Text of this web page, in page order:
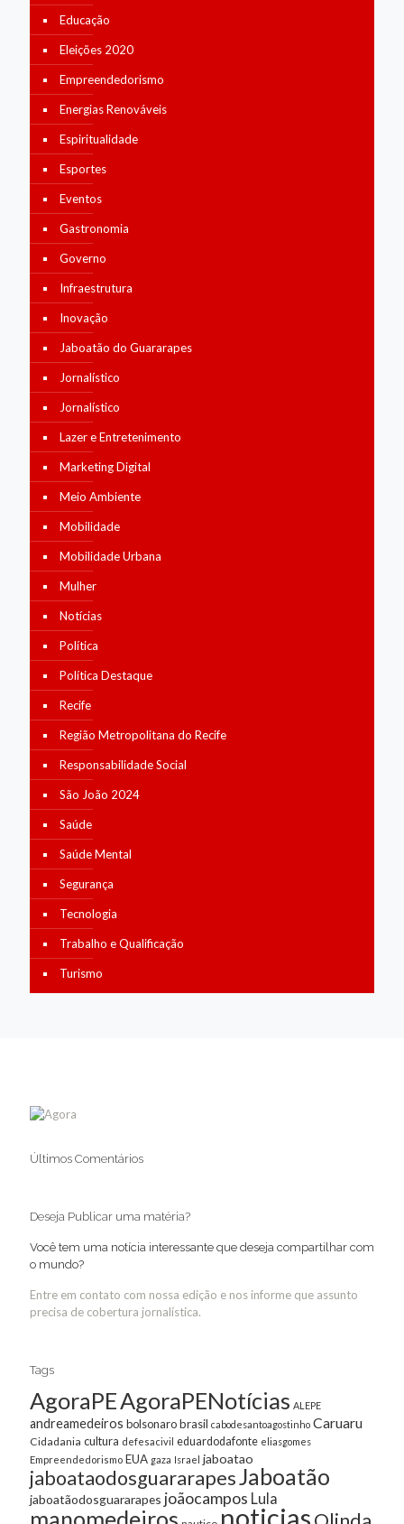
Educação
Eleições 2020
Empreendedorismo
Energias Renováveis
Espiritualidade
Esportes
Eventos
Gastronomia
Governo
Infraestrutura
Inovação
Jaboatão do Guararapes
Jornalístico
Jornalístico
Lazer e Entretenimento
Marketing Digital
Meio Ambiente
Mobilidade
Mobilidade Urbana
Mulher
Notícias
Política
Política Destaque
Recife
Região Metropolitana do Recife
Responsabilidade Social
São João 2024
Saúde
Saúde Mental
Segurança
Tecnologia
Trabalho e Qualificação
Turismo
Últimos Comentários
Deseja Publicar uma matéria?
Você tem uma notícia interessante que deseja compartilhar com
o mundo?
Entre em contato com nossa edição e nos informe que assunto
precisa de cobertura jornalística.
Tags
AgoraPEAgoraPENotícias ALEPE
andreamedeiros bolsonarobrasil cabodesantoagostinho Caruaru
Cidadania cultura defesacivil eduardodafonte eliasgomes
Empreendedorismo EUA gaza Israel jaboatao
jaboataodosguararapesJaboatão
jaboatãodosguararapes joãocampos Lula
manomedeiros noticias